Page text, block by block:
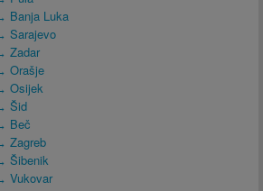
Banja Luka
Sarajevo
Zadar
Orašje
Osijek
Šid
Beč
Zagreb
Šibenik
Vukovar